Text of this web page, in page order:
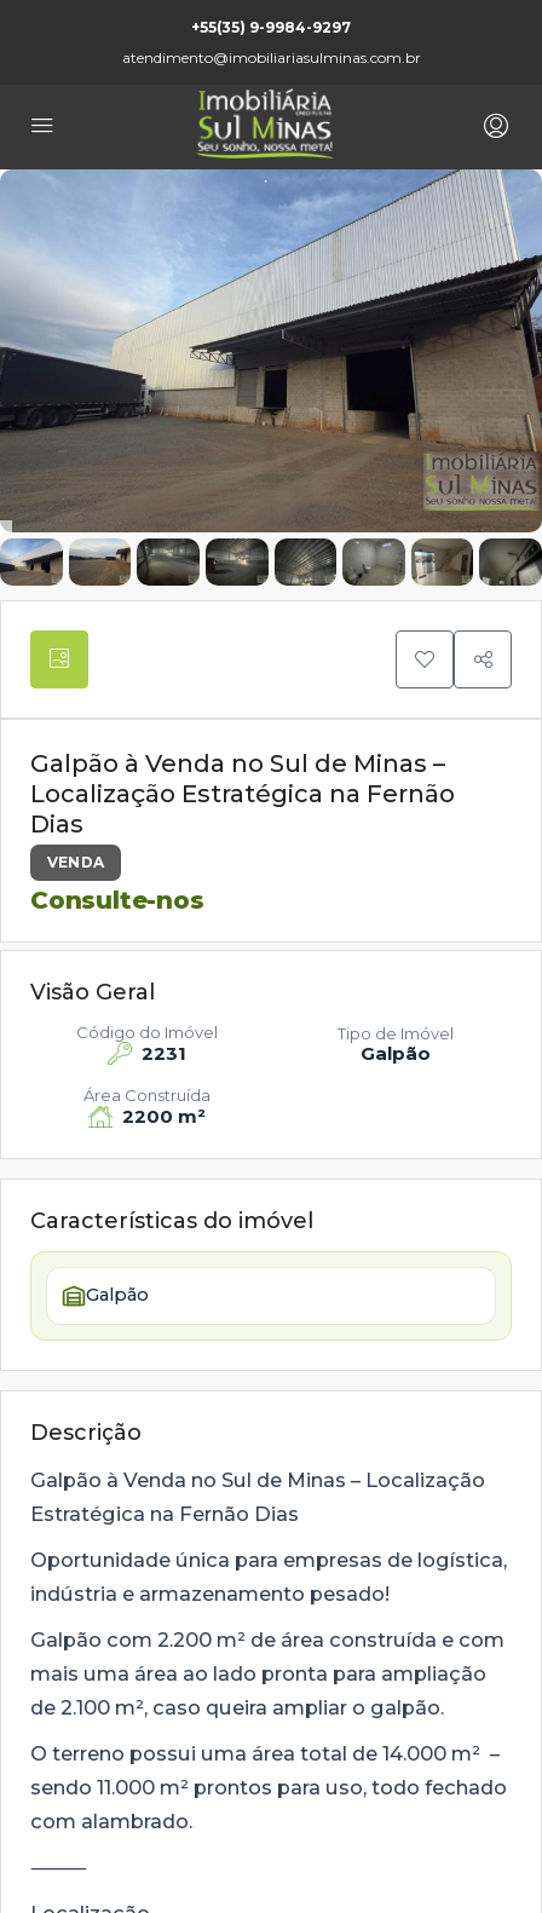
+55(35) 9-9984-9297
atendimento@imobiliariasulminas.com.br
VENDA
Galpão à Venda no Sul de Minas –
Localização Estratégica na Fernão
Dias
Consulte-nos
Visão Geral
2231
Código do Imóvel
Galpão
Tipo de Imóvel
2200 m²
Área Construída
Características do imóvel
Galpão
Descrição
Galpão à Venda no Sul de Minas – Localização
Estratégica na Fernão Dias
Oportunidade única para empresas de logística,
indústria e armazenamento pesado!
Galpão com 2.200 m² de área construída e com
mais uma área ao lado pronta para ampliação
de 2.100 m², caso queira ampliar o galpão.
O terreno possui uma área total de 14.000 m² –
sendo 11.000 m² prontos para uso, todo fechado
com alambrado.
⸻